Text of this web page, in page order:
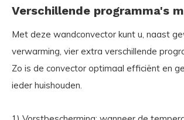
Verschillende programma's
Met deze wandconvector kunt u, naast
verwarming, vier extra verschillende
Zo is de convector optimaal efficiënt en
ieder huishouden.